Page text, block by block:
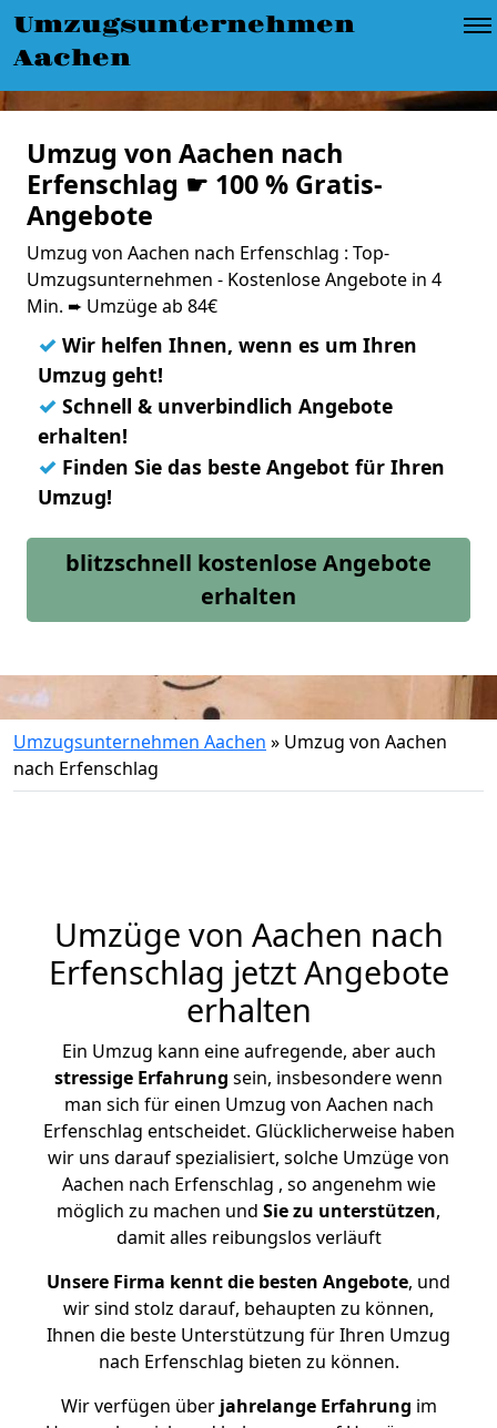
Umzugsunternehmen
Aachen
Umzug von Aachen nach
Erfenschlag ☛ 100 % Gratis-
Angebote
Umzug von Aachen nach Erfenschlag : Top-
Umzugsunternehmen - Kostenlose Angebote in 4
Min. ➨ Umzüge ab 84€
✓ Wir helfen Ihnen, wenn es um Ihren
Umzug geht!
✓ Schnell & unverbindlich Angebote
erhalten!
✓ Finden Sie das beste Angebot für Ihren
Umzug!
blitzschnell kostenlose Angebote
erhalten
Umzugsunternehmen Aachen » Umzug von Aachen
nach Erfenschlag
Umzüge von Aachen nach
Erfenschlag jetzt Angebote
erhalten
Ein Umzug kann eine aufregende, aber auch
stressige Erfahrung sein, insbesondere wenn
man sich für einen Umzug von Aachen nach
Erfenschlag entscheidet. Glücklicherweise haben
wir uns darauf spezialisiert, solche Umzüge von
Aachen nach Erfenschlag , so angenehm wie
möglich zu machen und Sie zu unterstützen,
damit alles reibungslos verläuft
Unsere Firma kennt die besten Angebote, und
wir sind stolz darauf, behaupten zu können,
Ihnen die beste Unterstützung für Ihren Umzug
nach Erfenschlag bieten zu können.
Wir verfügen überjahrelange Erfahrung im